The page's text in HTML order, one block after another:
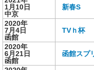
1月10日
中京
新春S
2020年
7月4日
函館
TVｈ杯
2020年
6月21日
函館
函館スプ